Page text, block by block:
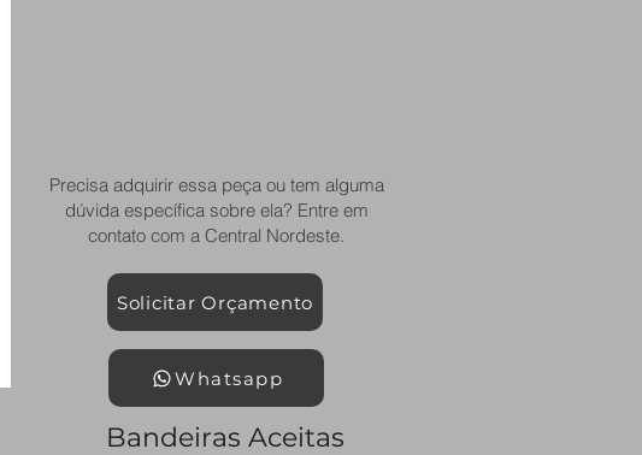
Precisa adquirir essa peça ou tem alguma
dúvida específica sobre ela? Entre em
contato com a Central Nordeste.
Solicitar Orçamento
Whatsapp
Bandeiras Aceitas